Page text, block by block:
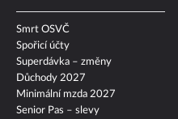
Smrt OSVČ
Spořicí účty
Superdávka – změny
Důchody 2027
Minimální mzda 2027
Senior Pas – slevy